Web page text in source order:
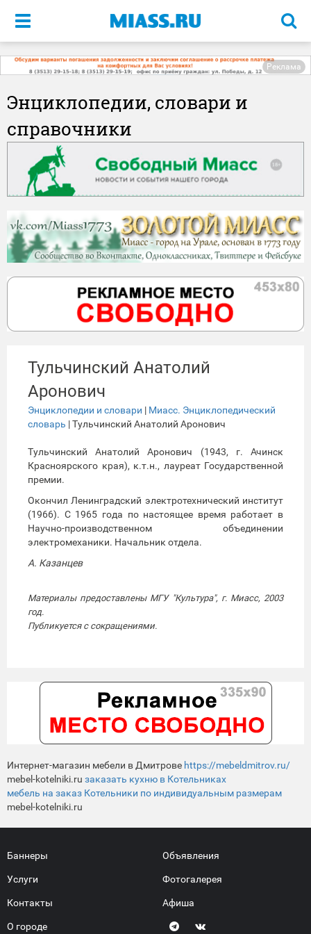
Меню
Реклама
Энциклопедии, словари и
справочники
Тульчинский Анатолий
Аронович
Энциклопедии и словари | Миасс. Энциклопедический
словарь | Тульчинский Анатолий Аронович
Тульчинский Анатолий Аронович (1943, г. Ачинск
Красноярского края), к.т.н., лауреат Государственной
премии.
Окончил Ленинградский электротехнический институт
(1966). С 1965 года по настоящее время работает в
Научно-производственном объединении
электромеханики. Начальник отдела.
А. Казанцев
Материалы предоставлены МГУ "Культура", г. Миасс, 2003
год.
Публикуется с сокращениями.
Интернет-магазин мебели в Дмитрове https://mebeldmitrov.ru/
mebel-kotelniki.ru заказать кухню в Котельниках
мебель на заказ Котельники по индивидуальным размерам
mebel-kotelniki.ru
Баннеры
Услуги
Контакты
О городе
Объявления
Фотогалерея
Афиша